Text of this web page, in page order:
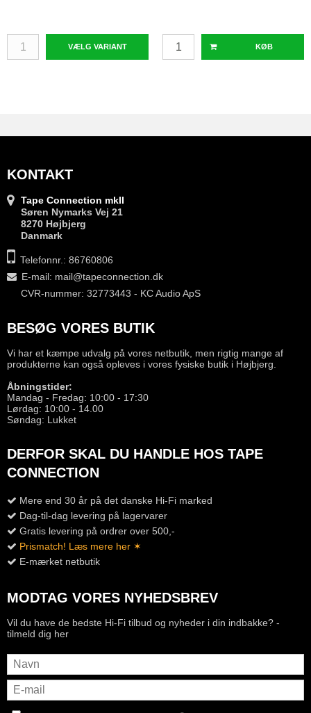
VÆLG VARIANT KØB
KONTAKT
Tape Connection mkII
Søren Nymarks Vej 21
8270 Højbjerg
Danmark
Telefonnr.: 86760806
E-mail: mail@tapeconnection.dk
CVR-nummer: 32773443 - KC Audio ApS
BESØG VORES BUTIK
Vi har et kæmpe udvalg på vores netbutik, men rigtig mange af
produkterne kan også opleves i vores fysiske butik i Højbjerg.
Åbningstider:
Mandag - Fredag: 10:00 - 17:30
Lørdag: 10:00 - 14.00
Søndag: Lukket
DERFOR SKAL DU HANDLE HOS TAPE
CONNECTION
Mere end 30 år på det danske Hi-Fi marked
Dag-til-dag levering på lagervarer
Gratis levering på ordrer over 500,-
Prismatch! Læs mere her ✶
E-mærket netbutik
MODTAG VORES NYHEDSBREV
Vil du have de bedste Hi-Fi tilbud og nyheder i din indbakke? -
tilmeld dig her